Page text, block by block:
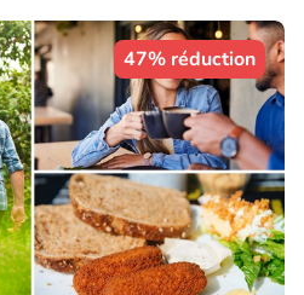
47% réduction